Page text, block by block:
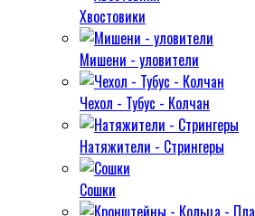
Хвостовики
Мишени - уловители
Чехол - Тубус - Колчан
Натяжители - Стрингеры
Сошки